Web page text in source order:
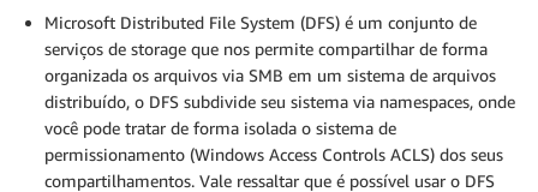
Microsoft Distributed File System (DFS) é um conjunto de
serviços de storage que nos permite compartilhar de forma
organizada os arquivos via SMB em um sistema de arquivos
distribuído, o DFS subdivide seu sistema via namespaces, onde
você pode tratar de forma isolada o sistema de
permissionamento (Windows Access Controls ACLS) dos seus
compartilhamentos. Vale ressaltar que é possível usar o DFS